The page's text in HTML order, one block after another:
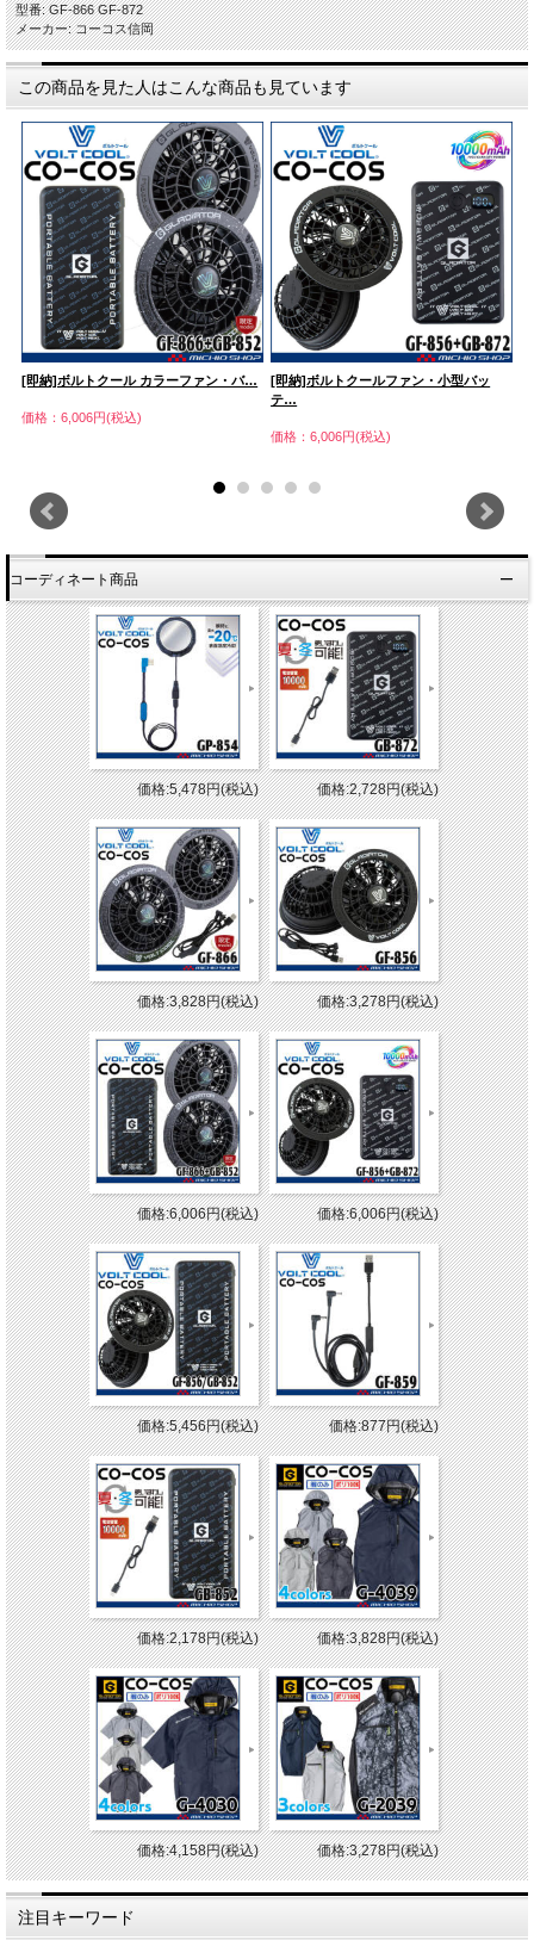
型番: GF-866 GF-872
メーカー: コーコス信岡
この商品を見た人はこんな商品も見ています
[即納]ボルトクール カラーファン・バ…
価格：6,006円(税込)
[即納]ボルトクールファン・小型バッ
テ…
価格：6,006円(税込)
コーディネート商品
価格:5,478円(税込) 価格:2,728円(税込)
価格:3,828円(税込) 価格:3,278円(税込)
価格:6,006円(税込) 価格:6,006円(税込)
価格:5,456円(税込) 価格:877円(税込)
価格:2,178円(税込) 価格:3,828円(税込)
価格:4,158円(税込) 価格:3,278円(税込)
注目キーワード